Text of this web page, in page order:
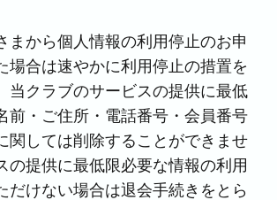
まから個人情報の利用停止のお申
場合は速やかに利用停止の措置を
当クラブのサービスの提供に最低
前・ご住所・電話番号・会員番号
関しては削除することができませ
の提供に最低限必要な情報の利用
だけない場合は退会手続きをとら